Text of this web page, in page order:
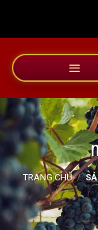
dung
TRANG CHỦ /